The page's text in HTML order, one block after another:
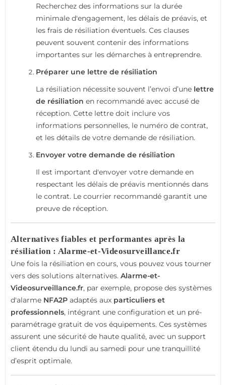
Recherchez des informations sur la durée
minimale d'engagement, les délais de préavis, et
les frais de résiliation éventuels. Ces clauses
peuvent souvent contenir des informations
importantes sur les démarches à entreprendre.
Préparer une lettre de résiliation
La résiliation nécessite souvent l’envoi d’une lettre
de résiliation en recommandé avec accusé de
réception. Cette lettre doit inclure vos
informations personnelles, le numéro de contrat,
et les détails de votre demande de résiliation.
Envoyer votre demande de résiliation
Il est important d'envoyer votre demande en
respectant les délais de préavis mentionnés dans
le contrat. Le courrier recommandé garantit une
preuve de réception.
Alternatives fiables et performantes après la
résiliation : Alarme-et-Videosurveillance.fr
Une fois la résiliation en cours, vous pouvez vous tourner
vers des solutions alternatives. Alarme-et-
Videosurveillance.fr, par exemple, propose des systèmes
d'alarme NFA2P adaptés aux particuliers et
professionnels, intégrant une configuration et un pré-
paramétrage gratuit de vos équipements. Ces systèmes
assurent une sécurité de haute qualité, avec un support
client étendu du lundi au samedi pour une tranquillité
d’esprit optimale.